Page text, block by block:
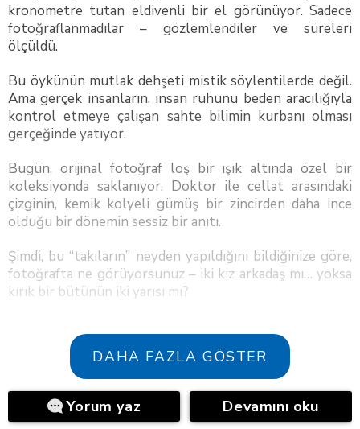
kronometre tutan eldivenli bir el görünüyor. Sadece
fotoğraflanmadılar – gözlemlendiler ve süreleri
ölçüldü.
Bu öykünün mutlak dehşeti mistik söylentilerde değil.
Ama gerçek insanların, insan ruhunu beden aracılığıyla
kontrol etmeye çalışan sahte bilimin kurbanı olması
gerçeğinde yatıyor.
Bugün, orijinal fotoğraf loş bir ışık altında özel bir
koleksiyonda saklanıyor. Doktor ile cellat arasındaki
çizginin, kemik kolyeli gümüş bir zincirden daha ince
olduğu bir dönemin sessiz bir anıtı.
Şimdi, bu “takıların” neyden yapıldığını bildiğinize göre,
fotoğrafta ne görüyorsunuz – iki kız arkadaş mı… yoksa
kırık bir bütünün iki yarısı mı?
DAHA FAZLA GÖSTER
Yorum yaz Devamını oku